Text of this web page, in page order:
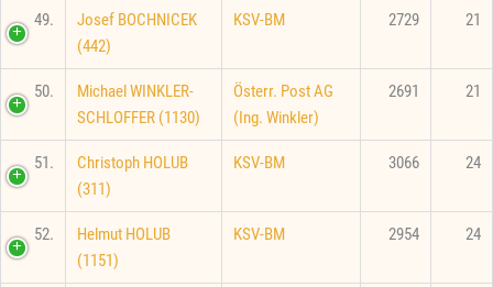
49.
Josef BOCHNICEK
(442)
KSV-BM 2729 21
50.
Michael WINKLER-
SCHLOFFER (1130)
Österr. Post AG
(Ing. Winkler)
2691 21
51.
Christoph HOLUB
(311)
KSV-BM 3066 24
52.
Helmut HOLUB
(1151)
KSV-BM 2954 24